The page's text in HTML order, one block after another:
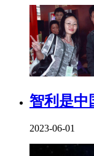
智利是中
2023-06-01